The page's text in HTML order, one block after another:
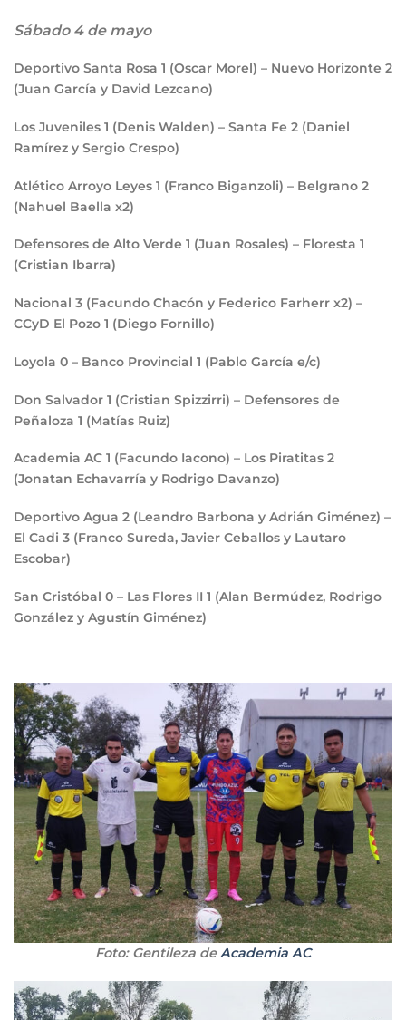
Sábado 4 de mayo
Deportivo Santa Rosa 1 (Oscar Morel) – Nuevo Horizonte 2
(Juan García y David Lezcano)
Los Juveniles 1 (Denis Walden) – Santa Fe 2 (Daniel
Ramírez y Sergio Crespo)
Atlético Arroyo Leyes 1 (Franco Biganzoli) – Belgrano 2
(Nahuel Baella x2)
Defensores de Alto Verde 1 (Juan Rosales) – Floresta 1
(Cristian Ibarra)
Nacional 3 (Facundo Chacón y Federico Farherr x2) –
CCyD El Pozo 1 (Diego Fornillo)
Loyola 0 – Banco Provincial 1 (Pablo García e/c)
Don Salvador 1 (Cristian Spizzirri) – Defensores de
Peñaloza 1 (Matías Ruiz)
Academia AC 1 (Facundo Iacono) – Los Piratitas 2
(Jonatan Echavarría y Rodrigo Davanzo)
Deportivo Agua 2 (Leandro Barbona y Adrián Giménez) –
El Cadi 3 (Franco Sureda, Javier Ceballos y Lautaro
Escobar)
San Cristóbal 0 – Las Flores II 1 (Alan Bermúdez, Rodrigo
González y Agustín Giménez)
Foto: Gentileza deAcademia AC